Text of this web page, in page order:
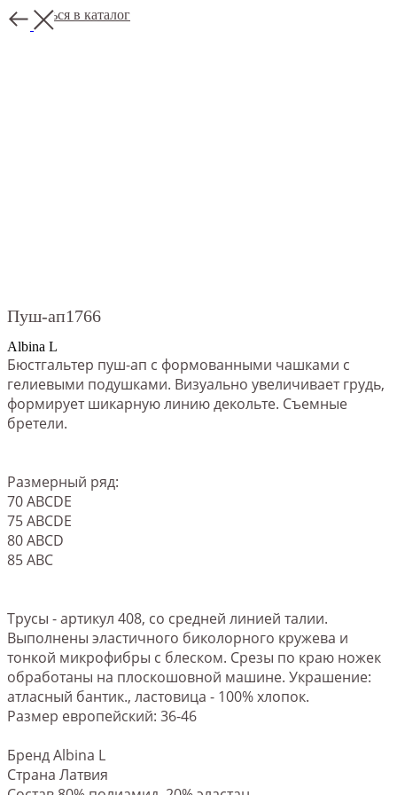
Вернуться в каталог
Пуш-ап1766
Albina L
Бюстгальтер пуш-ап с формованными чашками с
гелиевыми подушками. Визуально увеличивает грудь,
формирует шикарную линию декольте. Съемные
бретели.
Размерный ряд:
70 ABCDE
75 ABCDE
80 ABCD
85 ABC
Трусы - артикул 408, со средней линией талии.
Выполнены эластичного биколорного кружева и
тонкой микрофибры с блеском. Срезы по краю ножек
обработаны на плоскошовной машине. Украшение:
атласный бантик., ластовица - 100% хлопок.
Размер европейский: 36-46
Бренд Albina L
Страна Латвия